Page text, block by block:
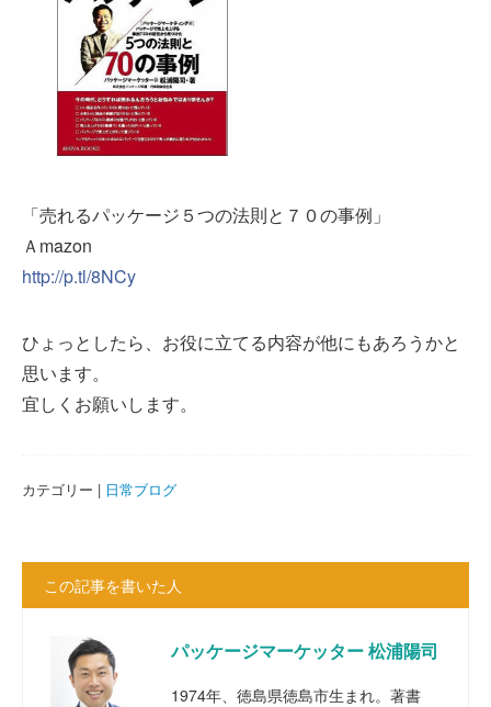
「売れるパッケージ５つの法則と７０の事例」
Ａmazon
http://p.tl/8NCy
ひょっとしたら、お役に立てる内容が他にもあろうかと
思います。
宜しくお願いします。
カテゴリー | 日常ブログ
この記事を書いた人
パッケージマーケッター 松浦陽司
1974年、徳島県徳島市生まれ。著書